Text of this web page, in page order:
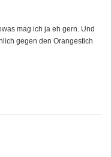
mag ich ja eh gern. Und
gegen den Orangestich